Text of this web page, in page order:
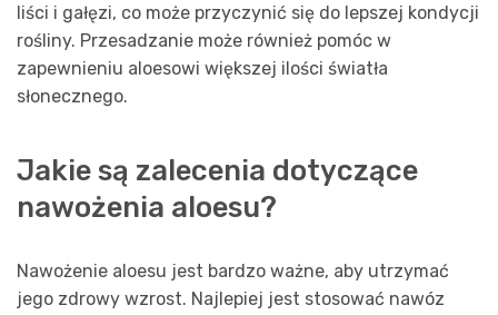
liści i gałęzi, co może przyczynić się do lepszej kondycji
rośliny. Przesadzanie może również pomóc w
zapewnieniu aloesowi większej ilości światła
słonecznego.
Jakie są zalecenia dotyczące
nawożenia aloesu?
Nawożenie aloesu jest bardzo ważne, aby utrzymać
jego zdrowy wzrost. Najlepiej jest stosować nawóz